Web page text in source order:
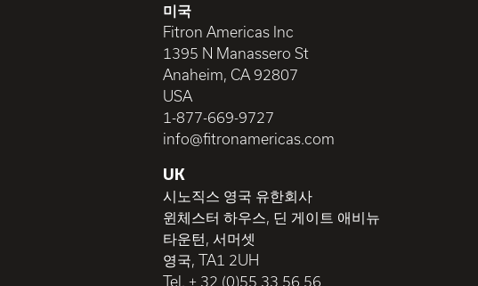
미국
Fitron Americas Inc
1395 N Manassero St
Anaheim, CA 92807
USA
1-877-669-9727
info@fitronamericas.com
UK
시노직스 영국 유한회사
윈체스터 하우스, 딘 게이트 애비뉴
타운턴, 서머셋
영국, TA1 2UH
Tel. + 32 (0)55 33 56 56